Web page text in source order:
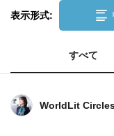
表示形式:
すべて
WorldLit